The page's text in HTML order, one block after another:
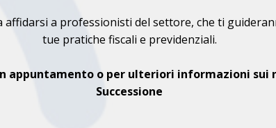
affidarsi a professionisti del settore, che ti
tue pratiche fiscali e previdenziali.
appuntamento o per ulteriori informazioni sui
Successione